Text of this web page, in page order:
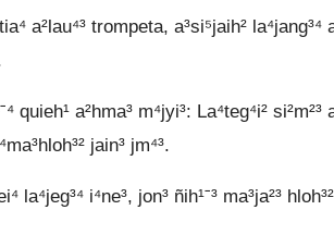
a²lau⁴³ trompeta, a³si⁵jaih² la⁴jang³⁴
quieh¹ a²hma³ m⁴jyi³: La⁴teg⁴i² si²m²³
jain³ jm⁴³.
la⁴jeg³⁴ i⁴ne³, jon³ ñih¹ˉ³ ma³ja²³